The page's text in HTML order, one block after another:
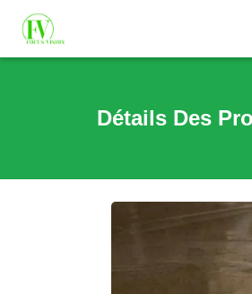
Détails Des